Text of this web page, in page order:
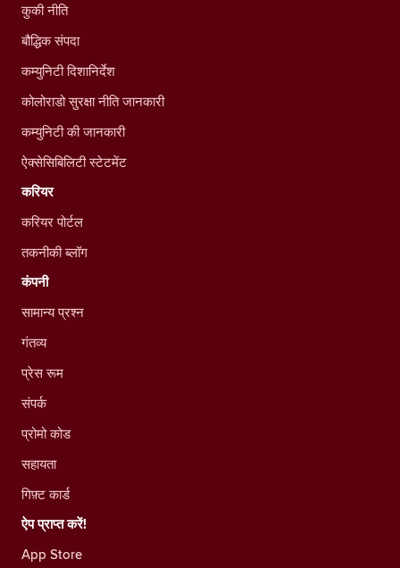
कुकी नीति
बौद्धिक संपदा
कम्युनिटी दिशानिर्देश
कोलोराडो सुरक्षा नीति जानकारी
कम्युनिटी की जानकारी
ऐक्सेसिबिलिटी स्टेटमेंट
करियर
करियर पोर्टल
तकनीकी ब्लॉग
कंपनी
सामान्य प्रश्न
गंतव्य
प्रेस रूम
संपर्क
प्रोमो कोड
सहायता
गिफ़्ट कार्ड
ऐप प्राप्त करें!
App Store